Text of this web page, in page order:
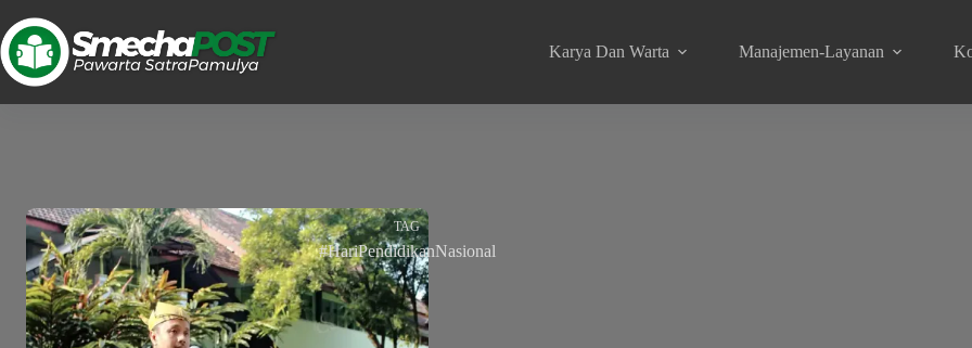
Karya Dan Warta Manajemen-Layanan
TAG
#HariPendidikanNasional